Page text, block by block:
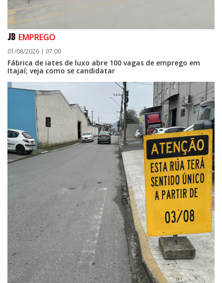
EMPREGO
01/08/2026 | 07:00
Fábrica de iates de luxo abre 100 vagas de emprego em
Itajaí; veja como se candidatar